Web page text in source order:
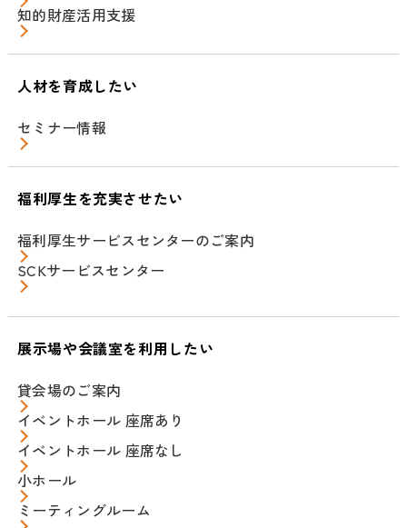
知的財産活用支援
人材を育成したい
セミナー情報
福利厚生を充実させたい
福利厚生サービスセンターのご案内
SCKサービスセンター
展示場や会議室を利用したい
貸会場のご案内
イベントホール 座席あり
イベントホール 座席なし
小ホール
ミーティングルーム